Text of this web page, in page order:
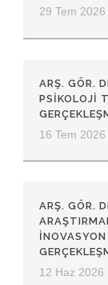
29 Tem 2026
ARŞ. GÖR.
PSIKOLOJI
16 Tem 2026
ARŞ. GÖR.
12 Haz 2026